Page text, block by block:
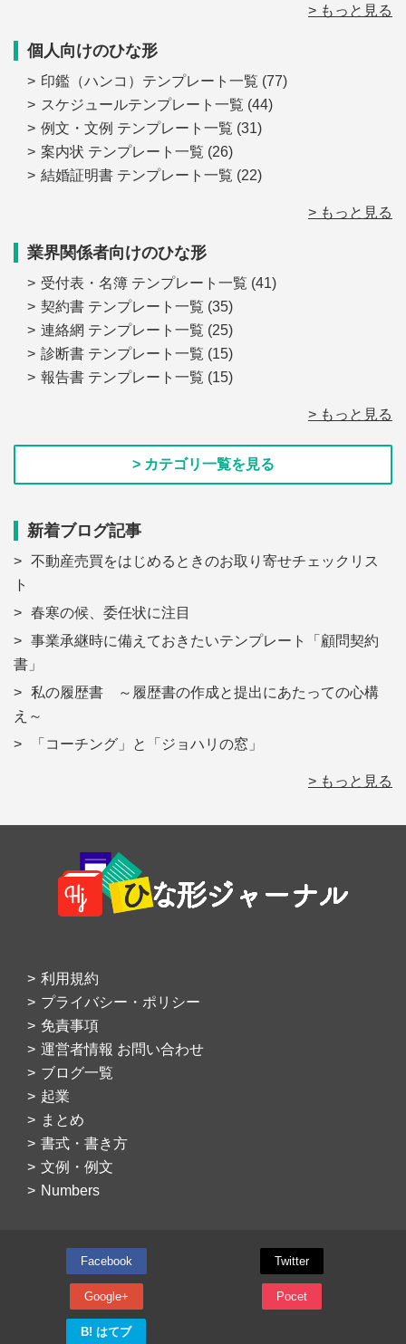
> もっと見る
個人向けのひな形
印鑑（ハンコ）テンプレート一覧 (77)
スケジュールテンプレート一覧 (44)
例文・文例 テンプレート一覧 (31)
案内状 テンプレート一覧 (26)
結婚証明書 テンプレート一覧 (22)
> もっと見る
業界関係者向けのひな形
受付表・名簿 テンプレート一覧 (41)
契約書 テンプレート一覧 (35)
連絡網 テンプレート一覧 (25)
診断書 テンプレート一覧 (15)
報告書 テンプレート一覧 (15)
> もっと見る
> カテゴリ一覧を見る
新着ブログ記事
不動産売買をはじめるときのお取り寄せチェックリス
ト
春寒の候、委任状に注目
事業承継時に備えておきたいテンプレート「顧問契約
書」
私の履歴書 ～履歴書の作成と提出にあたっての心構
え～
「コーチング」と「ジョハリの窓」
> もっと見る
Footer
利用規約
プライバシー・ポリシー
免責事項
運営者情報 お問い合わせ
ブログ一覧
起業
まとめ
書式・書き方
文例・例文
Numbers
Facebook Twitter
Google+ Pocet
B! はてブ